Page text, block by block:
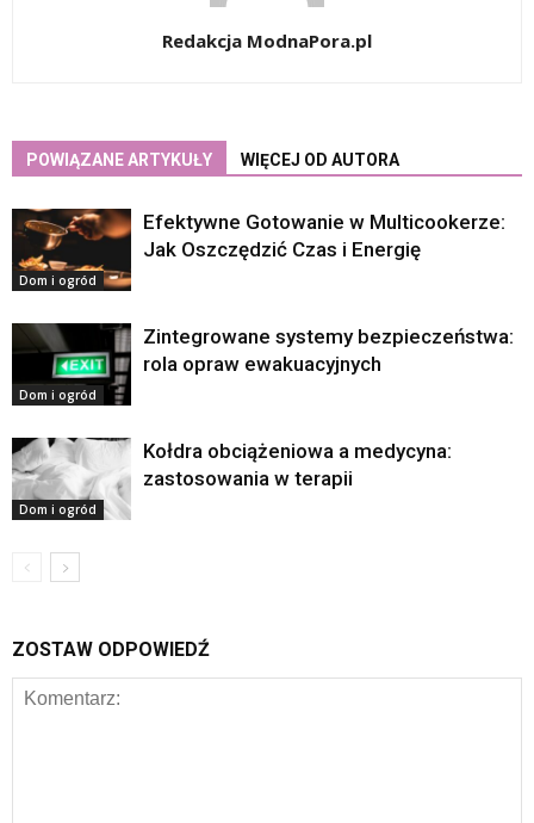
Redakcja ModnaPora.pl
POWIĄZANE ARTYKUŁY WIĘCEJ OD AUTORA
Dom i ogród
Efektywne Gotowanie w Multicookerze:
Jak Oszczędzić Czas i Energię
Dom i ogród
Zintegrowane systemy bezpieczeństwa:
rola opraw ewakuacyjnych
Dom i ogród
Kołdra obciążeniowa a medycyna:
zastosowania w terapii
ZOSTAW ODPOWIEDŹ